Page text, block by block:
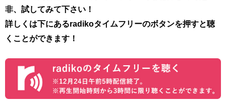
非、試してみて下さい！
詳しくは下にあるradikoタイムフリーのボタンを押すと聴
くことができます！